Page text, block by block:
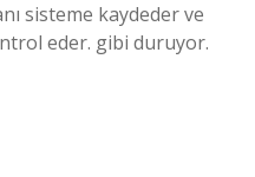
sisteme kaydeder ve
eder. gibi duruyor.